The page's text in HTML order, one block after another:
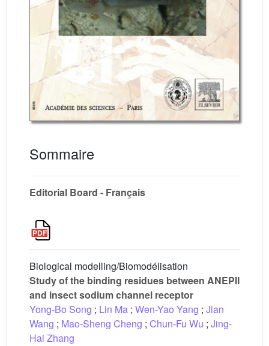
Sommaire
Editorial Board - Français
Biological modelling/Biomodélisation
Study of the binding residues between ANEPII
and insect sodium channel receptor
Yong-Bo Song ; Lin Ma ; Wen-Yao Yang ; Jian
Wang ; Mao-Sheng Cheng ; Chun-Fu Wu ; Jing-
Hai Zhang